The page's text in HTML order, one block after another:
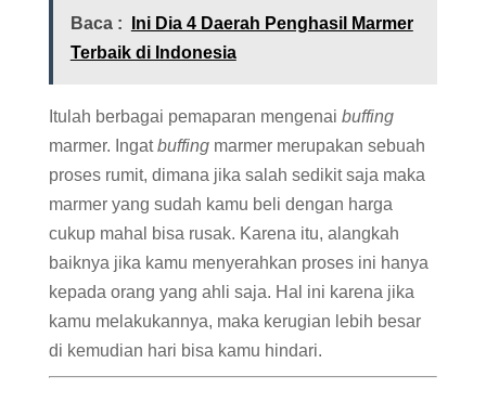
Baca :
Ini Dia 4 Daerah Penghasil Marmer
Terbaik di Indonesia
Itulah berbagai pemaparan mengenai buffing
marmer. Ingatbuffingmarmer merupakan sebuah
proses rumit, dimana jika salah sedikit saja maka
marmer yang sudah kamu beli dengan harga
cukup mahal bisa rusak. Karena itu, alangkah
baiknya jika kamu menyerahkan proses ini hanya
kepada orang yang ahli saja. Hal ini karena jika
kamu melakukannya, maka kerugian lebih besar
di kemudian hari bisa kamu hindari.